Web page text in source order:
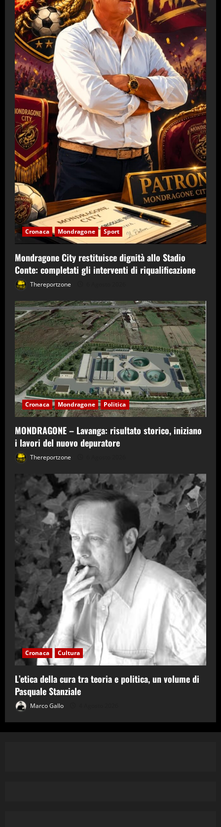
Cronaca Mondragone Sport
Mondragone City restituisce dignità allo Stadio
Conte: completati gli interventi di riqualificazione
Thereportzone
Cronaca Mondragone Politica
MONDRAGONE – Lavanga: risultato storico, iniziano
i lavori del nuovo depuratore
Thereportzone
Cronaca Cultura
L’etica della cura tra teoria e politica, un volume di
Pasquale Stanziale
Marco Gallo